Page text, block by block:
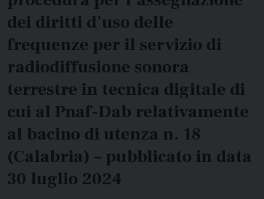
dei diritti d’uso delle
frequenze per il servizio di
radiodiffusione sonora
terrestre in tecnica digitale di
cui al Pnaf-Dab relativamente
al bacino di utenza n. 18
(Calabria) – pubblicato in data
30 luglio 2024